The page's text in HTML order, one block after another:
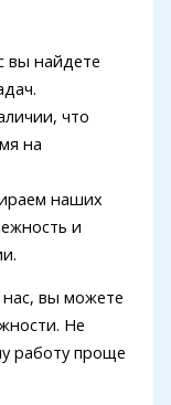
вы найдете
что
на
наших
и
вы можете
Не
работу проще